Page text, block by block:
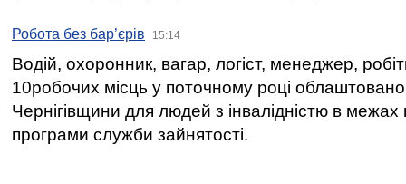
Робота без бар’єрів 15:14
Водій, охоронник, вагар, логіст, менеджер,
10робочих місць у поточному році
Чернігівщини для людей з інвалідністю в межах
програми служби зайнятості.